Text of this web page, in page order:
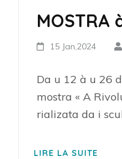
MOSTRA
15 Jan,2024
Da u 12 à u 26
mostra « A
rializata da i
LIRE LA SUITE